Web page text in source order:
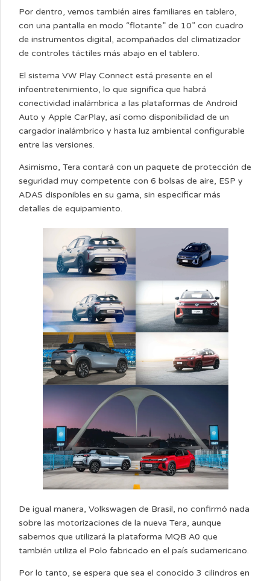
Por dentro, vemos también aires familiares en tablero,
con una pantalla en modo “flotante” de 10” con cuadro
de instrumentos digital, acompañados del climatizador
de controles táctiles más abajo en el tablero.
El sistema VW Play Connect está presente en el
infoentretenimiento, lo que significa que habrá
conectividad inalámbrica a las plataformas de Android
Auto y Apple CarPlay, así como disponibilidad de un
cargador inalámbrico y hasta luz ambiental configurable
entre las versiones.
Asimismo, Tera contará con un paquete de protección de
seguridad muy competente con 6 bolsas de aire, ESP y
ADAS disponibles en su gama, sin especificar más
detalles de equipamiento.
De igual manera, Volkswagen de Brasil, no confirmó nada
sobre las motorizaciones de la nueva Tera, aunque
sabemos que utilizará la plataforma MQB A0 que
también utiliza el Polo fabricado en el país sudamericano.
Por lo tanto, se espera que sea el conocido 3 cilindros en